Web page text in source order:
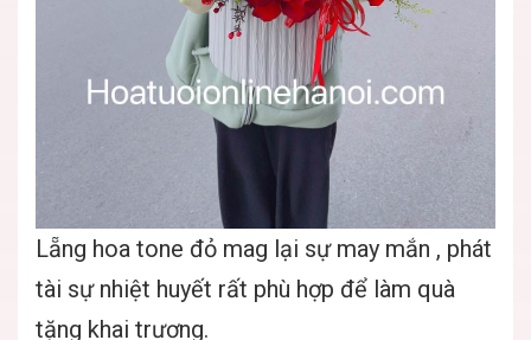
Lẵng hoa tone đỏ mag lại sự may mắn , phát
tài sự nhiệt huyết rất phù hợp để làm quà
tặng khai trương.